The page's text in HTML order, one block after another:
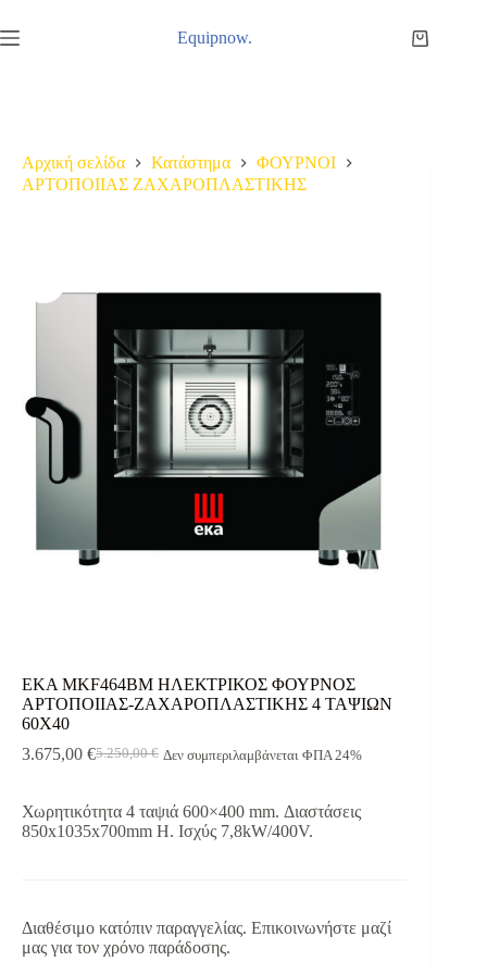
στο
περιεχόμενο
Equipnow.
Καλάθι
Αρχική σελίδα Κατάστημα
ΦΟΥΡΝΟΙ
ΑΡΤΟΠΟΙΙΑΣ ΖΑΧΑΡΟΠΛΑΣΤΙΚΗΣ
EKA MKF464BM ΗΛΕΚΤΡΙΚΟΣ ΦΟΥΡΝΟΣ
ΑΡΤΟΠΟΙΙΑΣ-ΖΑΧΑΡΟΠΛΑΣΤΙΚΗΣ 4 ΤΑΨΙΩΝ
60Χ40
5.250,00€
Original
was:
5.250,00 €.
3.675,00 €
Η
τιμή
είναι:
3.675,00 €.
Δεν συμπεριλαμβάνεται ΦΠΑ 24%
Χωρητικότητα 4 ταψιά 600×400 mm. Διαστάσεις
850x1035x700mm H. Ισχύς 7,8kW/400V.
Διαθέσιμο κατόπιν παραγγελίας. Επικοινωνήστε μαζί
μας για τον χρόνο παράδοσης.